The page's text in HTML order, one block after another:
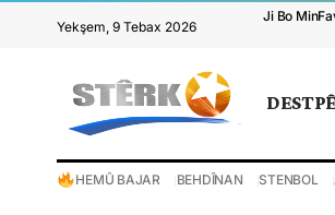
Yekşem, 9 Tebax 2026
Ji Bo Min
HEMÛ BAJAR BEHDÎNAN STENBOL